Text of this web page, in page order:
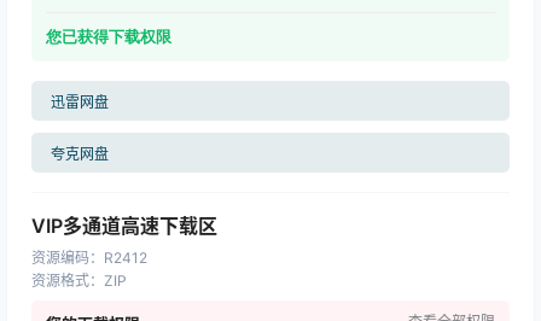
您已获得下载权限
迅雷网盘
夸克网盘
VIP多通道高速下载区
资源编码： R2412
资源格式： ZIP